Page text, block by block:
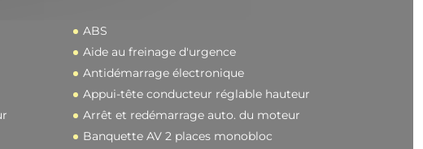
ABS
Aide au freinage d'urgence
Antidémarrage électronique
Appui-tête conducteur réglable hauteur
Arrêt et redémarrage auto. du moteur
Banquette AV 2 places monobloc